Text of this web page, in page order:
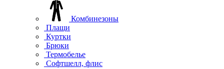
Комбинезоны
Плащи
Куртки
Брюки
Термобелье
Софтшелл, флис